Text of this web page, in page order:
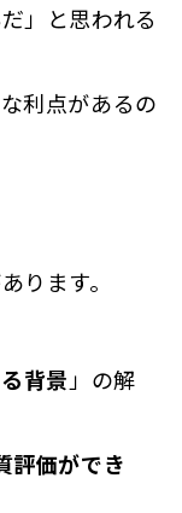
」と思われる
利点があるの
ります。
背景 」の解
評価ができ